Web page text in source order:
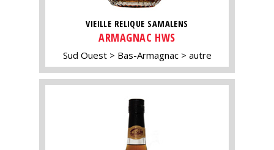
VIEILLE RELIQUE SAMALENS
ARMAGNAC HWS
Sud Ouest Bas-Armagnac autre